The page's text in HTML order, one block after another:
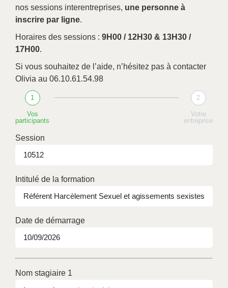
nos sessions interentreprises, une personne à
inscrire par ligne.
Horaires des sessions : 9H00 / 12H30 & 13H30 /
17H00.
Si vous souhaitez de l’aide, n’hésitez pas à contacter
Olivia au 06.10.61.54.98
1
Vos
participants
2
Votre
entreprise
Session
Intitulé de la formation
Date de démarrage
Nom stagiaire 1